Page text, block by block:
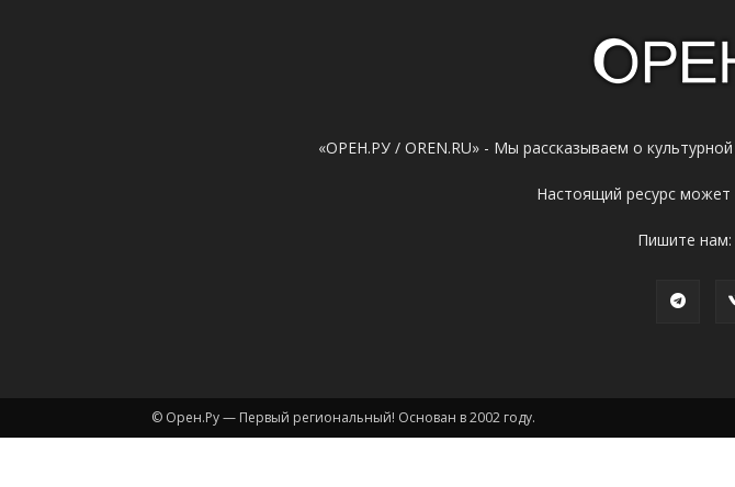
«ОРЕН.РУ / OREN.RU» - Мы рассказываем о
Настоящий ресурс
Пишите нам:
© Орен.Ру — Первый региональный! Основан в 2002 году.